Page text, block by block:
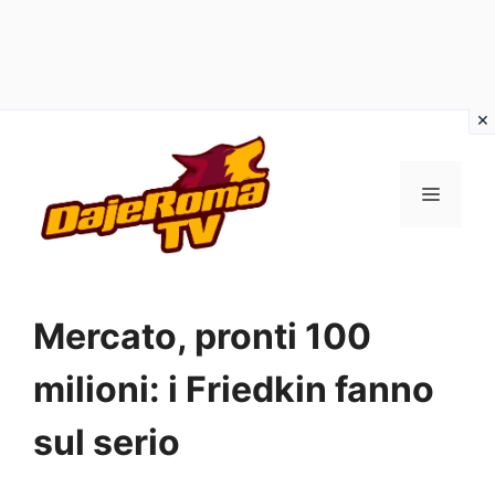
contenuto
MENU
Mercato, pronti 100
milioni: i Friedkin fanno
sul serio